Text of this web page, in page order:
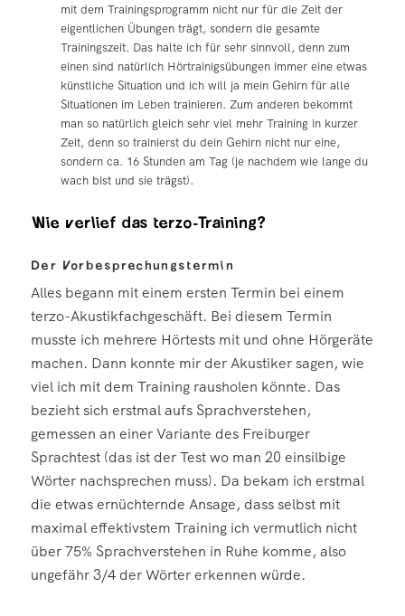
mit dem Trainingsprogramm nicht nur für die Zeit der
eigentlichen Übungen trägt, sondern die gesamte
Trainingszeit. Das halte ich für sehr sinnvoll, denn zum
einen sind natürlich Hörtrainigsübungen immer eine etwas
künstliche Situation und ich will ja mein Gehirn für alle
Situationen im Leben trainieren. Zum anderen bekommt
man so natürlich gleich sehr viel mehr Training in kurzer
Zeit, denn so trainierst du dein Gehirn nicht nur eine,
sondern ca. 16 Stunden am Tag (je nachdem wie lange du
wach bist und sie trägst).
Wie verlief das terzo-Training?
Der Vorbesprechungstermin
Alles begann mit einem ersten Termin bei einem
terzo-Akustikfachgeschäft. Bei diesem Termin
musste ich mehrere Hörtests mit und ohne Hörgeräte
machen. Dann konnte mir der Akustiker sagen, wie
viel ich mit dem Training rausholen könnte. Das
bezieht sich erstmal aufs Sprachverstehen,
gemessen an einer Variante des Freiburger
Sprachtest (das ist der Test wo man 20 einsilbige
Wörter nachsprechen muss). Da bekam ich erstmal
die etwas ernüchternde Ansage, dass selbst mit
maximal effektivstem Training ich vermutlich nicht
über 75% Sprachverstehen in Ruhe komme, also
ungefähr 3/4 der Wörter erkennen würde.